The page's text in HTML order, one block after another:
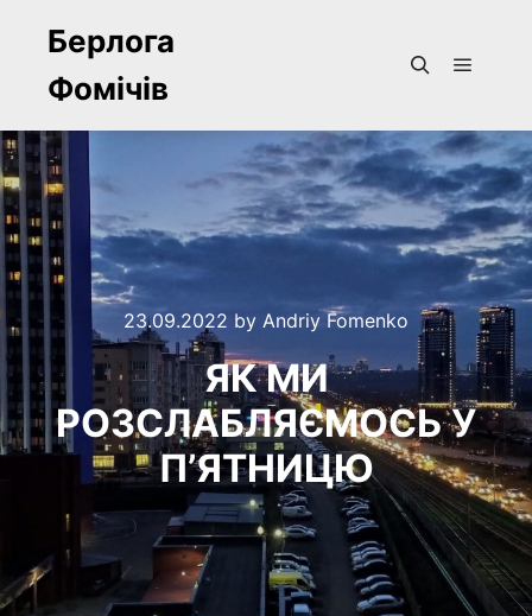
Берлога
Фомічів
23.09.2022 by Andriy Fomenko
ЯК МИ
РОЗСЛАБЛЯЄМОСЬ У
П’ЯТНИЦЮ